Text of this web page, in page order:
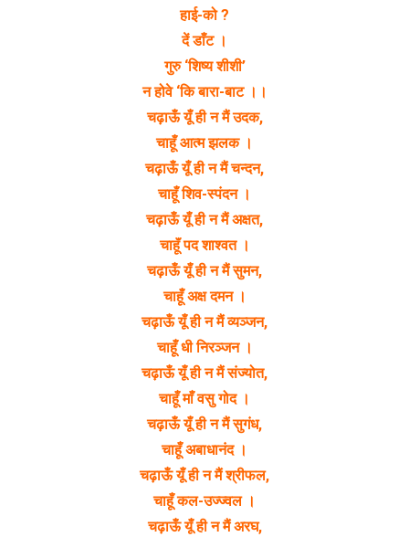
हाई-को ?
दें डाँट ।
गुरु ‘शिष्य शीशी’
न होवे ‘कि बारा-बाट ।।
चढ़ाऊँ यूँ ही न मैं उदक,
चाहूँ आत्म झलक ।
चढ़ाऊँ यूँ ही न मैं चन्दन,
चाहूँ शिव-स्पंदन ।
चढ़ाऊँ यूँ ही न मैं अक्षत,
चाहूॅं पद शाश्वत ।
चढ़ाऊँ यूँ ही न मैं सुमन,
चाहूँ अक्ष दमन ।
चढ़ाऊँ यूँ ही न मैं व्यञ्जन,
चाहूँ धी निरञ्जन ।
चढ़ाऊँ यूँ ही न मैं संज्योत,
चाहूँ माँ वसु गोद ।
चढ़ाऊँ यूँ ही न मैं सुगंध,
चाहूँ अबाधानंद ।
चढ़ाऊँ यूँ ही न मैं श्रीफल,
चाहूँ कल-उज्ज्वल ।
चढ़ाऊँ यूँ ही न मैं अरघ,